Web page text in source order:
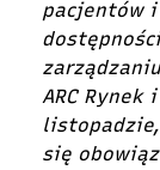
pacjentów
ARC Rynek
się